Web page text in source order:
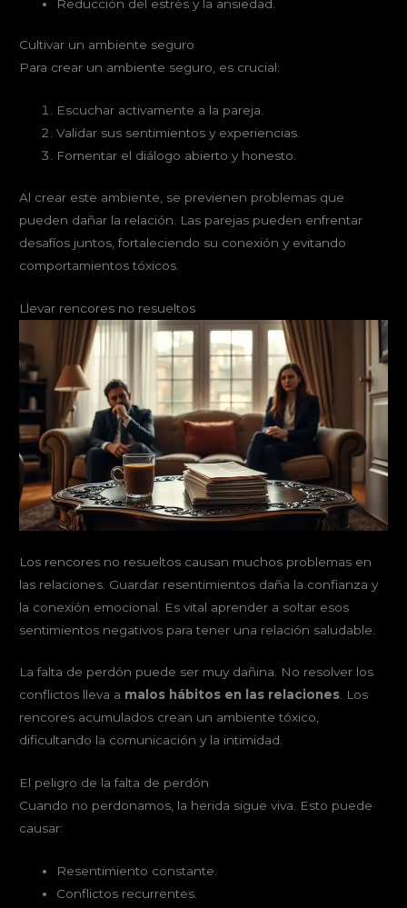
Reducción del estrés y la ansiedad.
Cultivar un ambiente seguro
Para crear un ambiente seguro, es crucial:
Escuchar activamente a la pareja.
Validar sus sentimientos y experiencias.
Fomentar el diálogo abierto y honesto.
Al crear este ambiente, se previenen problemas que
pueden dañar la relación. Las parejas pueden enfrentar
desafíos juntos, fortaleciendo su conexión y evitando
comportamientos tóxicos.
Llevar rencores no resueltos
Los rencores no resueltos causan muchos problemas en
las relaciones. Guardar resentimientos daña la confianza y
la conexión emocional. Es vital aprender a soltar esos
sentimientos negativos para tener una relación saludable.
La falta de perdón puede ser muy dañina. No resolver los
conflictos lleva a malos hábitos en las relaciones. Los
rencores acumulados crean un ambiente tóxico,
dificultando la comunicación y la intimidad.
El peligro de la falta de perdón
Cuando no perdonamos, la herida sigue viva. Esto puede
causar:
Resentimiento constante.
Conflictos recurrentes.